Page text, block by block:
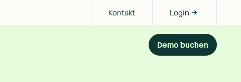
Kontakt Login
Demo buchen